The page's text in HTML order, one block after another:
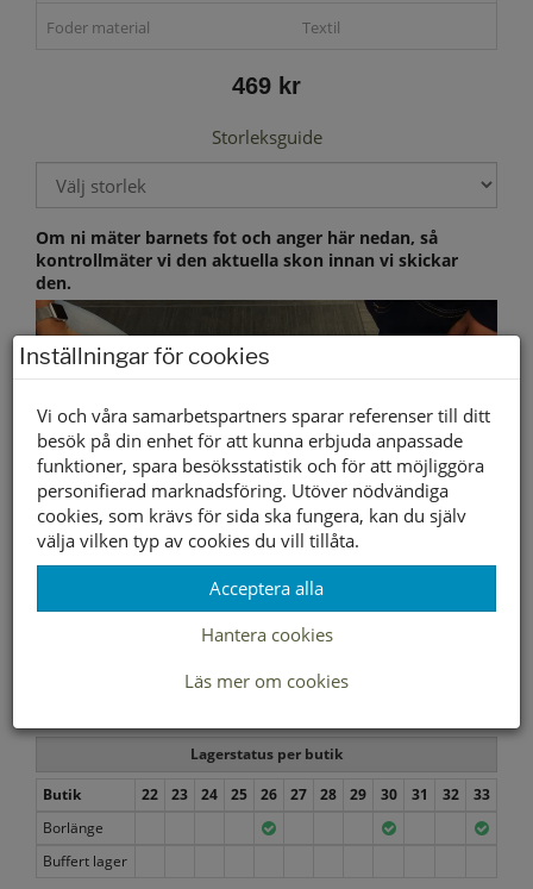
Foder material Textil
469 kr
Storleksguide
Om ni mäter barnets fot och anger här nedan, så
kontrollmäter vi den aktuella skon innan vi skickar
den.
Välj storlek först
Lagerstatus per butik
Butik
22 23 24 25 26 27 28 29 30 31 32
33
Borlänge
Buffert lager
Inställningar för cookies
Vi och våra samarbetspartners sparar referenser till ditt
besök på din enhet för att kunna erbjuda anpassade
funktioner, spara besöksstatistik och för att möjliggöra
personifierad marknadsföring. Utöver nödvändiga
cookies, som krävs för sida ska fungera, kan du själv
välja vilken typ av cookies du vill tillåta.
Acceptera alla
Hantera cookies
Läs mer om cookies